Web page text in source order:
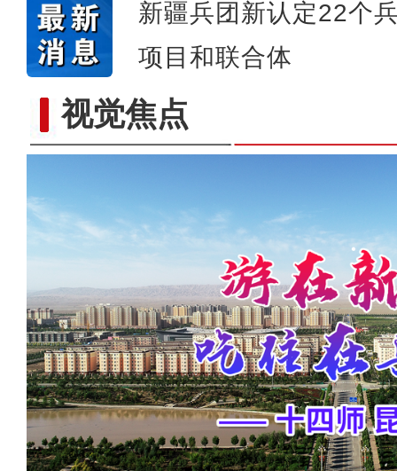
新疆兵团新认定22个
项目和联合体
视觉焦点《游在新疆、吃住在兵团》